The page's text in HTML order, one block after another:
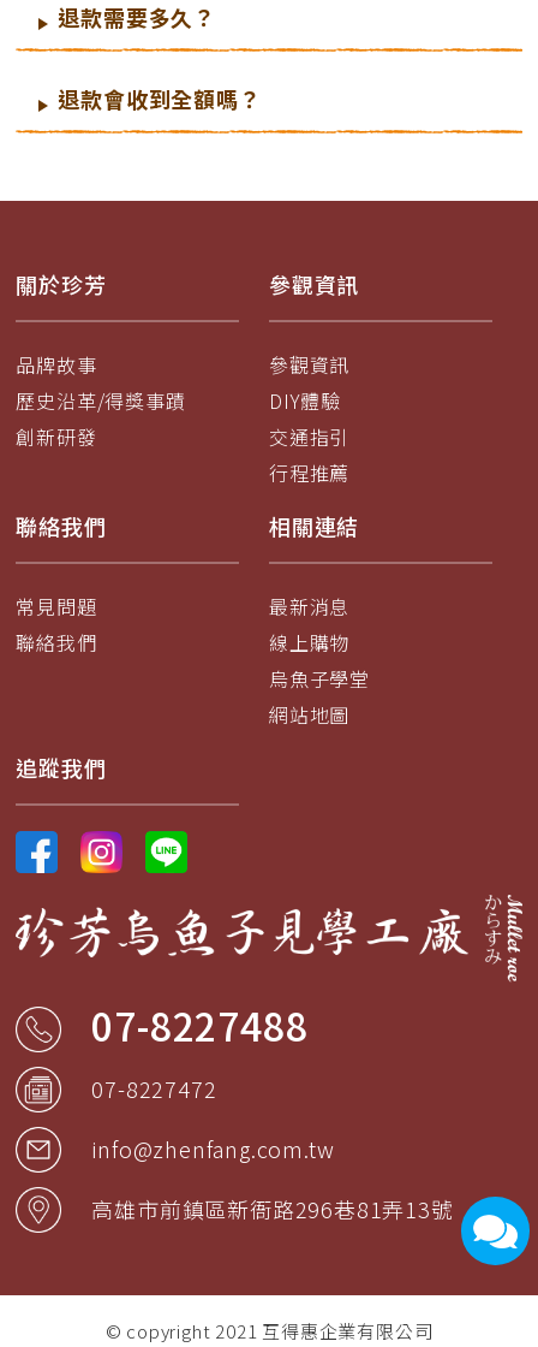
退款需要多久？
退款會收到全額嗎？
關於珍芳
品牌故事
歷史沿革/得獎事蹟
創新研發
參觀資訊
參觀資訊
DIY體驗
交通指引
行程推薦
聯絡我們
常見問題
聯絡我們
相關連結
最新消息
線上購物
烏魚子學堂
網站地圖
追蹤我們
07-8227488
07-8227472
info@zhenfang.com.tw
高雄市前鎮區新衙路296巷81弄13號
© copyright 2021 互得惠企業有限公司